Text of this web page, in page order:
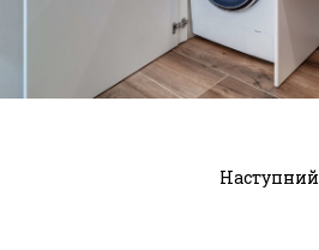
Наступний